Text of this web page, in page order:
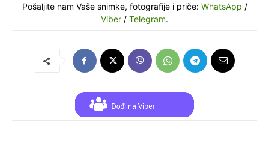
Pošaljite nam Vaše snimke, fotografije i priče: WhatsApp /
Viber / Telegram.